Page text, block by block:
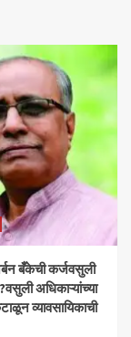
बँकेची कर्जवसुली
अधिकाऱ्यांच्या
व्यावसायिकाची